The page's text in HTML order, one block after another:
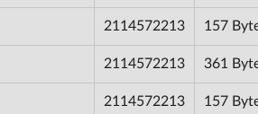
2114572213 157
2114572213 361
2114572213 157